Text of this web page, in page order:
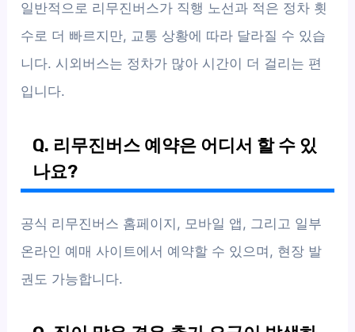
일반적으로 리무진버스가 직행 노선과 적은 정차 횟
수로 더 빠르지만, 교통 상황에 따라 달라질 수 있습
니다. 시외버스는 정차가 많아 시간이 더 걸리는 편
입니다.
Q. 리무진버스 예약은 어디서 할 수 있
나요?
공식 리무진버스 홈페이지, 모바일 앱, 그리고 일부
온라인 예매 사이트에서 예약할 수 있으며, 현장 발
권도 가능합니다.